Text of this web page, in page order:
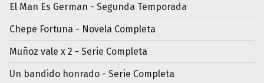
El Man Es German - Segunda Temporada
Chepe Fortuna - Novela Completa
Muñoz vale x 2 - Serie Completa
Un bandido honrado - Serie Completa